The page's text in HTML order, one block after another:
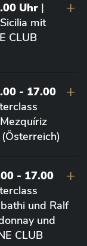
Uhr |
mit
CLUB
- 17.00
- 17.00
und Ralf
und
CLUB